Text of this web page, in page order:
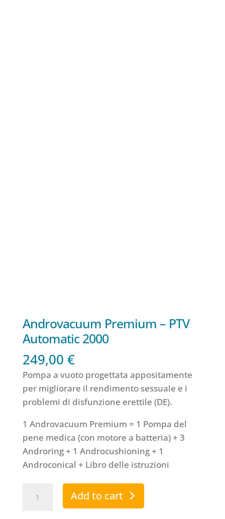
Androvacuum Premium – PTV
Automatic 2000
249,00 €
Pompa a vuoto progettata appositamente
per migliorare il rendimento sessuale e i
problemi di disfunzione erettile (DE).
1 Androvacuum Premium = 1 Pompa del
pene medica (con motore a batteria) + 3
Androring + 1 Androcushioning + 1
Androconical + Libro delle istruzioni
Androvacuum
Premium
Add to cart